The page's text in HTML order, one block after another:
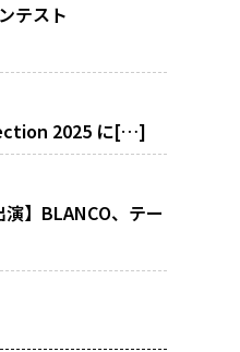
テスト
2025 に[…]
演】BLANCO、テー